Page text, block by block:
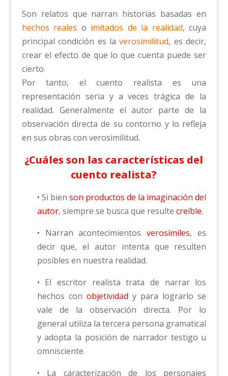
Son relatos que narran historias basadas en
hechos reales o imitados de la realidad, cuya
principal condición es laverosimilitud, es decir,
crear el efecto de que lo que cuenta puede ser
cierto.
Por tanto, el cuento realista es una
representación seria y a veces trágica de la
realidad. Generalmente el autor parte de la
observación directa de su contorno y lo refleja
en sus obras con verosimilitud.
¿Cuáles son las características del
cuento realista?
• Si bien son productos de la imaginación del
autor, siempre se busca que resulte creíble.
• Narran acontecimientosverosímiles, es
decir que, el autor intenta que resulten
posibles en nuestra realidad.
• El escritor realista trata de narrar los
hechos con objetividad y para lograrlo se
vale de la observación directa. Por lo
general utiliza la tercera persona gramatical
y adopta la posición de narrador testigo u
omnisciente.
• La caracterización de los personajes